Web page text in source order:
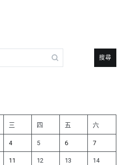
三 四 五 六
4 5 6 7
11 12 13 14